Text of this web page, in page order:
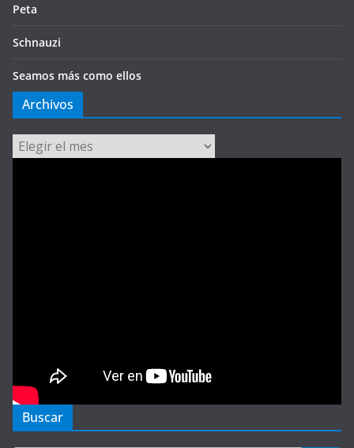
Peta
Schnauzi
Seamos más como ellos
Archivos
Archivos
Buscar